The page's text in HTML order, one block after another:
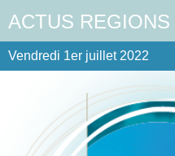
ACTUS
Vendredi 1er juillet 2022